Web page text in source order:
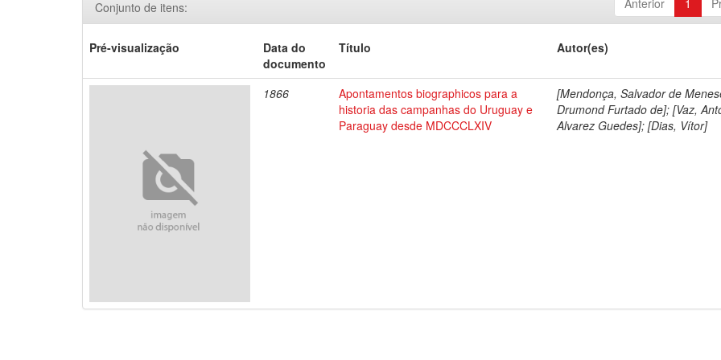
Anterior 1
Conjunto de itens:
Pré-visualização
Data do
documento
Título Autor(es)
1866
Apontamentos biographicos para a
historia das campanhas do Uruguay e
Paraguay desde MDCCCLXIV
[Mendonça, Salvador de
Drumond Furtado de]; [Vaz,
Alvarez Guedes]; [Dias, Vítor]